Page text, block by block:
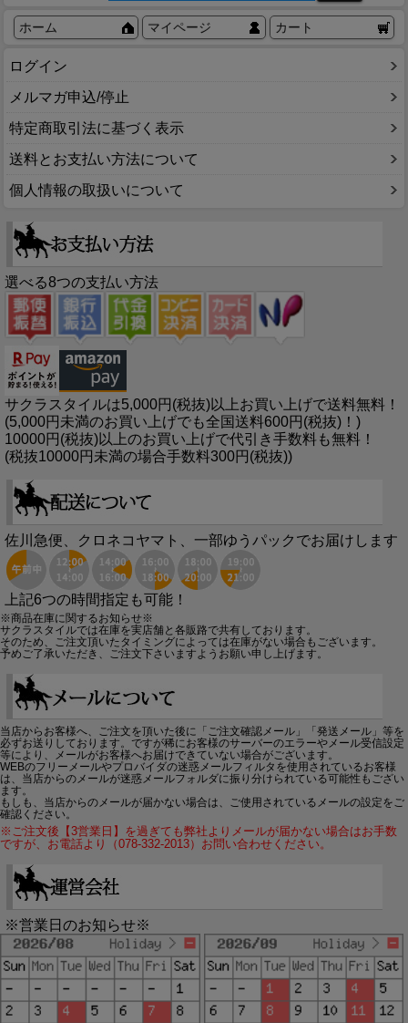
ホーム マイページ カート
ログイン
メルマガ申込/停止
特定商取引法に基づく表示
送料とお支払い方法について
個人情報の取扱いについて
選べる8つの支払い方法
サクラスタイルは5,000円(税抜)以上お買い上げで送料無料！
(5,000円未満のお買い上げでも全国送料600円(税抜)！)
10000円(税抜)以上のお買い上げで代引き手数料も無料！
(税抜10000円未満の場合手数料300円(税抜))
佐川急便、クロネコヤマト、一部ゆうパックでお届けします
上記6つの時間指定も可能！
※商品在庫に関するお知らせ※
サクラスタイルでは在庫を実店舗と各販路で共有しております。
そのため、ご注文頂いたタイミングによっては在庫がない場合もございます。
予めご了承いただき、ご注文下さいますようお願い申し上げます。
当店からお客様へ、ご注文を頂いた後に「ご注文確認メール」「発送メール」等を
必ずお送りしております。ですが稀にお客様のサーバーのエラーやメール受信設定
等により、メールがお客様へお届けできていない場合がございます。
WEBのフリーメールやプロバイダの迷惑メールフィルタを使用されているお客様
は、当店からのメールが迷惑メールフォルダに振り分けられている可能性もござい
ます。
もしも、当店からのメールが届かない場合は、ご使用されているメールの設定をご
確認ください。
※ご注文後【3営業日】を過ぎても弊社よりメールが届かない場合はお手数
ですが、お電話より（078-332-2013）お問い合わせください。
※営業日のお知らせ※